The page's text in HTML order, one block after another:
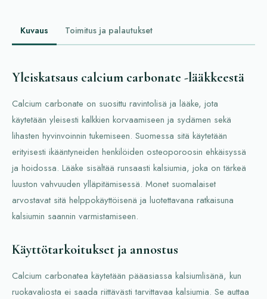
Kuvaus Toimitus ja palautukset
Yleiskatsaus calcium carbonate -lääkkeestä
Calcium carbonate on suosittu ravintolisä ja lääke, jota
käytetään yleisesti kalkkien korvaamiseen ja sydämen sekä
lihasten hyvinvoinnin tukemiseen. Suomessa sitä käytetään
erityisesti ikääntyneiden henkilöiden osteoporoosin ehkäisyssä
ja hoidossa. Lääke sisältää runsaasti kalsiumia, joka on tärkeä
luuston vahvuuden ylläpitämisessä. Monet suomalaiset
arvostavat sitä helppokäyttöisenä ja luotettavana ratkaisuna
kalsiumin saannin varmistamiseen.
Käyttötarkoitukset ja annostus
Calcium carbonatea käytetään pääasiassa kalsiumlisänä, kun
ruokavaliosta ei saada riittävästi tarvittavaa kalsiumia. Se auttaa